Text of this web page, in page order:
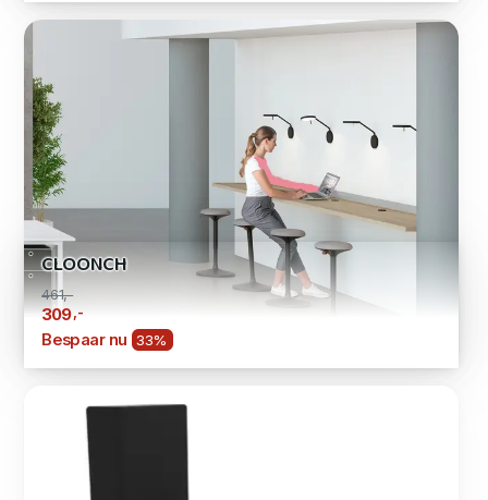
CLOONCH
461,-
309,-
Bespaar nu 33%